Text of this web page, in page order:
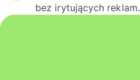
bez irytujących reklam.